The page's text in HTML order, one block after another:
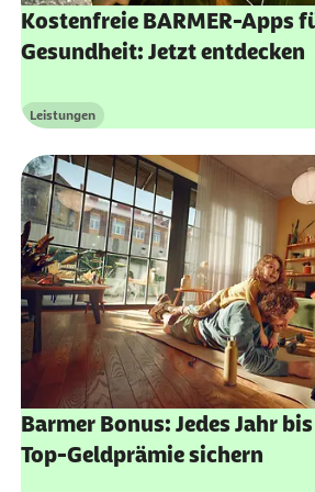
Kostenfreie BARMER-Apps
Gesundheit: Jetzt entdecken
Kategorie
Leistungen
Barmer Bonus: Jedes Jahr
Top-Geldprämie sichern